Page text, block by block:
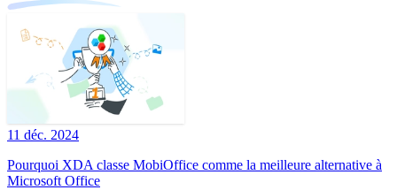
11 déc. 2024
Pourquoi XDA classe MobiOffice comme la meilleure alternative à
Microsoft Office